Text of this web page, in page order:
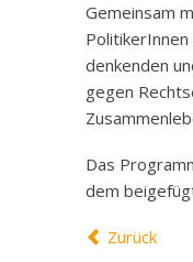
Gemeinsam
denkenden
gegen
Das
dem
Zurück